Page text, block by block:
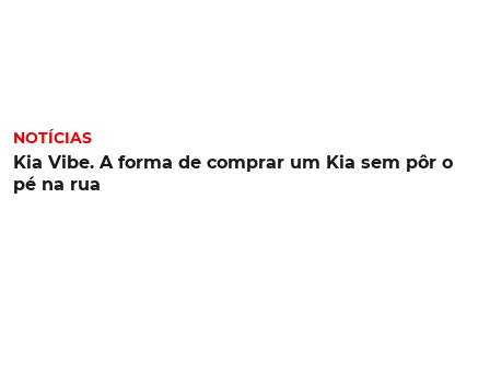
NOTÍCIAS
Kia Vibe. A forma de comprar um Kia sem pôr o
pé na rua